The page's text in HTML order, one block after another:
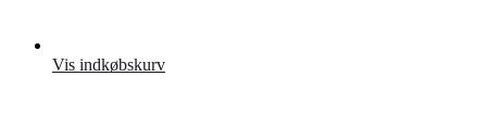
Vis indkøbskurv